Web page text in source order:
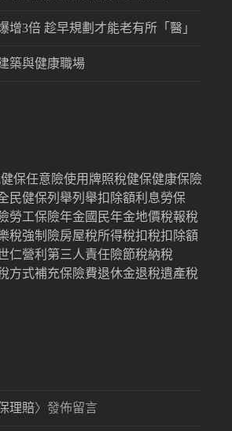
增3倍 趁早規劃才能老有所「醫」
築與健康職場
保任意險使用牌照稅健保健康保險
民健保列舉列舉扣除額利息勞保
勞工保險年金國民年金地價稅報稅
稅強制險房屋稅所得稅扣稅扣除額
仁營利 第三人責任險節稅納稅
方式補充保險費退休金退稅遺產稅
理賠〉發佈留言